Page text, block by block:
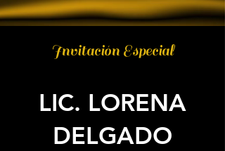
Invitación Especial
LIC. LORENA
DELGADO